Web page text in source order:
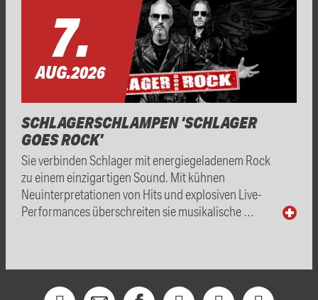
7.
AUG.2026
SCHLAGERSCHLAMPEN 'SCHLAGER
GOES ROCK'
Sie verbinden Schlager mit energiegeladenem Rock
zu einem einzigartigen Sound. Mit kühnen
Neuinterpretationen von Hits und explosiven Live-
Performances überschreiten sie musikalische …